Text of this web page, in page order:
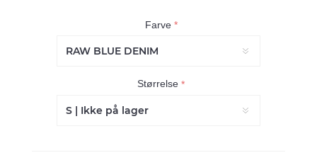
Farve *
Størrelse*